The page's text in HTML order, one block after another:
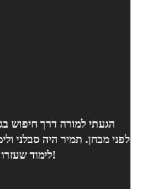
לפני מבחן. תמיר היה סבלני
לימוד שעזרו לי. הכי חשוב שהצלחתי במחבחן בזכותו!